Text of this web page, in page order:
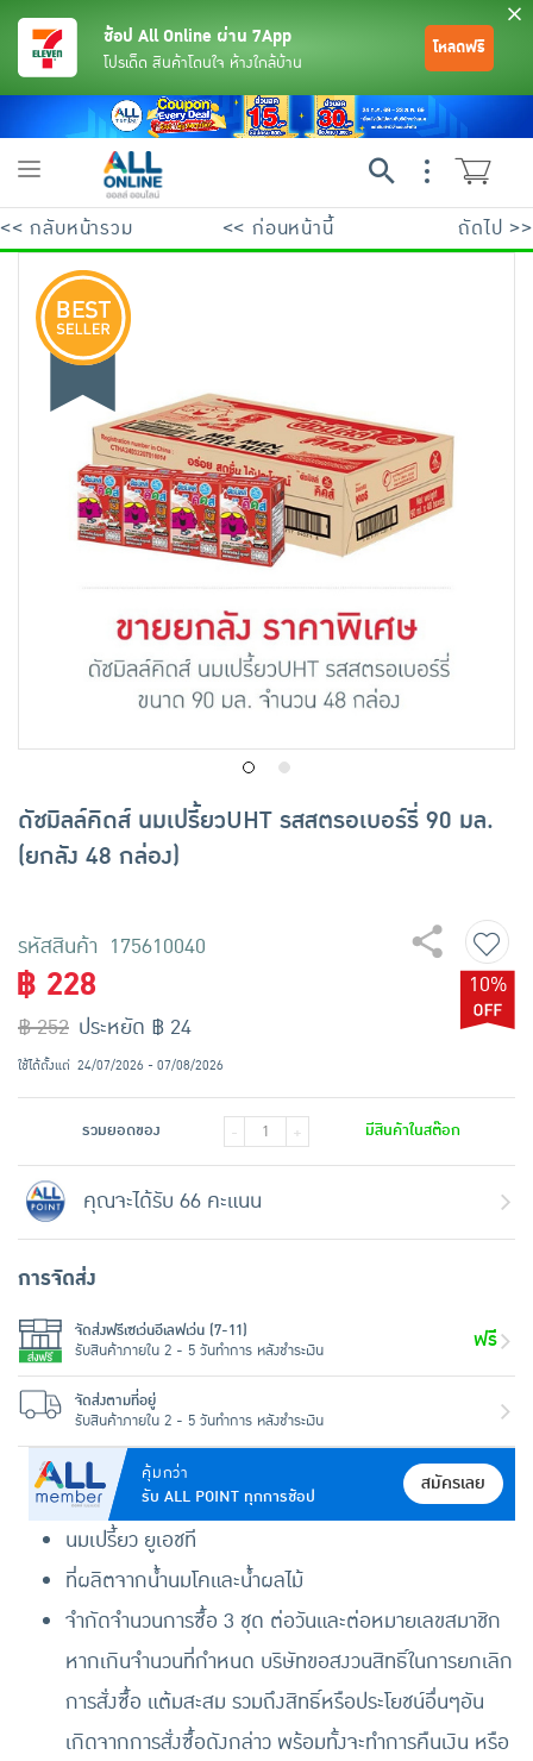
เครื่องดื่มและผงชงดื่ม
เครื่องปรุงรสและของแห้ง
อาหารสด ผัก ผลไม้และเบเกอรี่
พระเครื่อง test pop
ช้อป All Online ผ่าน 7App
โปรเด็ด สินค้าโดนใจ ห้างใกล้บ้าน
โหลดฟรี
Toggle
<< กลับหน้ารวม << ก่อนหน้านี้ ถัดไป >>
ดัชมิลล์คิดส์ นมเปรี้ยวUHT รสสตรอเบอร์รี่ 90 มล.
(ยกลัง 48 กล่อง)
รหัสสินค้า 175610040
คุ้มกว่า
รับ ALL POINT ทุกการช้อป
สมัครเลย
นมเปรี้ยว ยูเอชที
ที่ผลิตจากน้ำนมโคและน้ำผลไม้
จำกัดจำนวนการซื้อ 3 ชุด ต่อวันและต่อหมายเลขสมาชิก
หากเกินจำนวนที่กำหนด บริษัทขอสงวนสิทธิ์ในการยกเลิก
การสั่งซื้อ แต้มสะสม รวมถึงสิทธิ์หรือประโยชน์อื่นๆอัน
เกิดจากการสั่งซื้อดังกล่าว พร้อมทั้งจะทำการคืนเงิน หรือ
฿ 228
฿ 252
10%
ประหยัด ฿ 24
ใช้ได้ตั้งแต่ 24/07/2026 - 07/08/2026
รวมยอดของ - + มีสินค้าในสต๊อก
คุณจะได้รับ 66 คะแนน
การจัดส่ง
จัดส่งฟรีเซเว่นอีเลฟเว่น (7-11)
รับสินค้าภายใน 2 - 5 วันทำการ หลังชำระเงิน
ฟรี
จัดส่งตามที่อยู่
รับสินค้าภายใน 2 - 5 วันทำการ หลังชำระเงิน